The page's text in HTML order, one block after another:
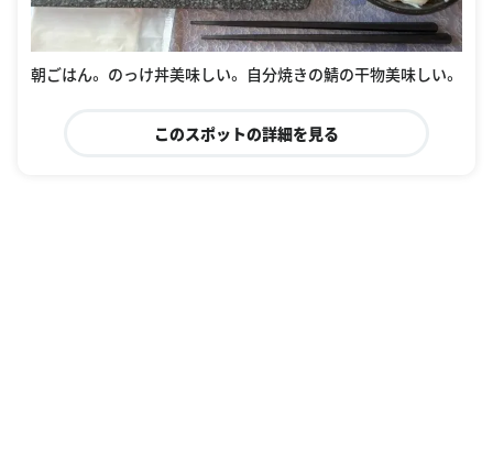
朝ごはん。 のっけ丼美味しい。 自分焼きの鯖の干物美味しい。
このスポットの詳細を見る